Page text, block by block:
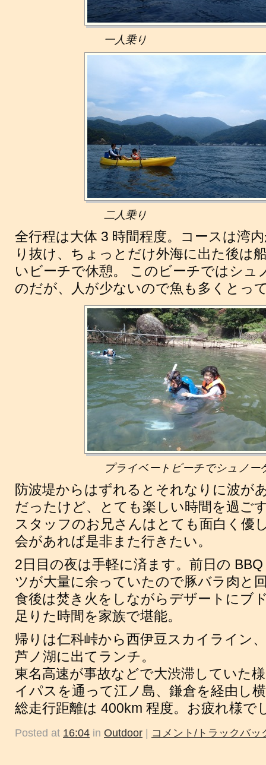
一人乗り
二人乗り
全行程は大体 3 時間程度。コースは湾
り抜け、ちょっとだけ外海に出た後は
いビーチで休憩。 このビーチではシュ
のだが、人が少ないので魚も多くとっ
プライベートビーチでシュノー
防波堤からはずれるとそれなりに波が
だったけど、とても楽しい時間を過ご
スタッフのお兄さんはとても面白く優
会があれば是非また行きたい。
2日目の夜は手軽に済ます。前日の
ツが大量に余っていたので豚バラ肉と
食後は焚き火をしながらデザートにブ
足りた時間を家族で堪能。
帰りは仁科峠から西伊豆スカイライン
芦ノ湖に出てランチ。
東名高速が事故などで大渋滞していた
イパスを通って江ノ島、鎌倉を経由し
総走行距離は 400km 程度。お疲れ様で
Posted at 16:04 in Outdoor コメント/トラックバッ